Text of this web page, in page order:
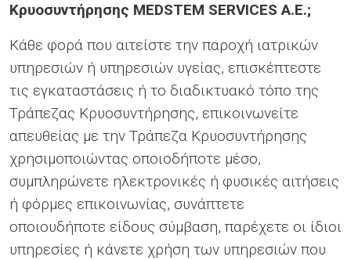
Κρυοσυντήρησης MEDSTEM SERVICES Α.Ε.;
Κάθε φορά που αιτείστε την παροχή ιατρικών
υπηρεσιών ή υπηρεσιών υγείας, επισκέπτεστε
τις εγκαταστάσεις ή το διαδικτυακό τόπο της
Τράπεζας Κρυοσυντήρησης, επικοινωνείτε
απευθείας με την Τράπεζα Κρυοσυντήρησης
χρησιμοποιώντας οποιοδήποτε μέσο,
συμπληρώνετε ηλεκτρονικές ή φυσικές αιτήσεις
ή φόρμες επικοινωνίας, συνάπτετε
οποιουδήποτε είδους σύμβαση, παρέχετε οι ίδιοι
υπηρεσίες ή κάνετε χρήση των υπηρεσιών που